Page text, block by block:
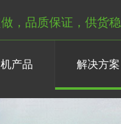
，品质保证，供货
产品 解决方案